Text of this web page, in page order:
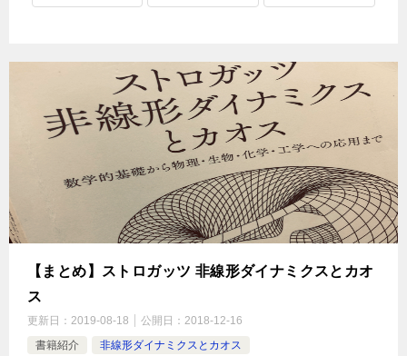
【まとめ】ストロガッツ 非線形ダイナミクスとカオ
ス
更新日： 2019-08-18 公開日： 2018-12-16
書籍紹介
非線形ダイナミクスとカオス